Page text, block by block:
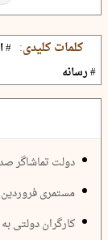
کلمات کلیدی: #
# رسانه
دولت تماشاگر
مستمری
کارگران دولتی